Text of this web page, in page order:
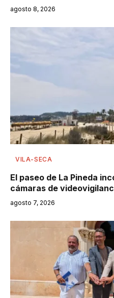
agosto 8, 2026
VILA-SECA
El paseo de La Pineda
cámaras de
agosto 7, 2026